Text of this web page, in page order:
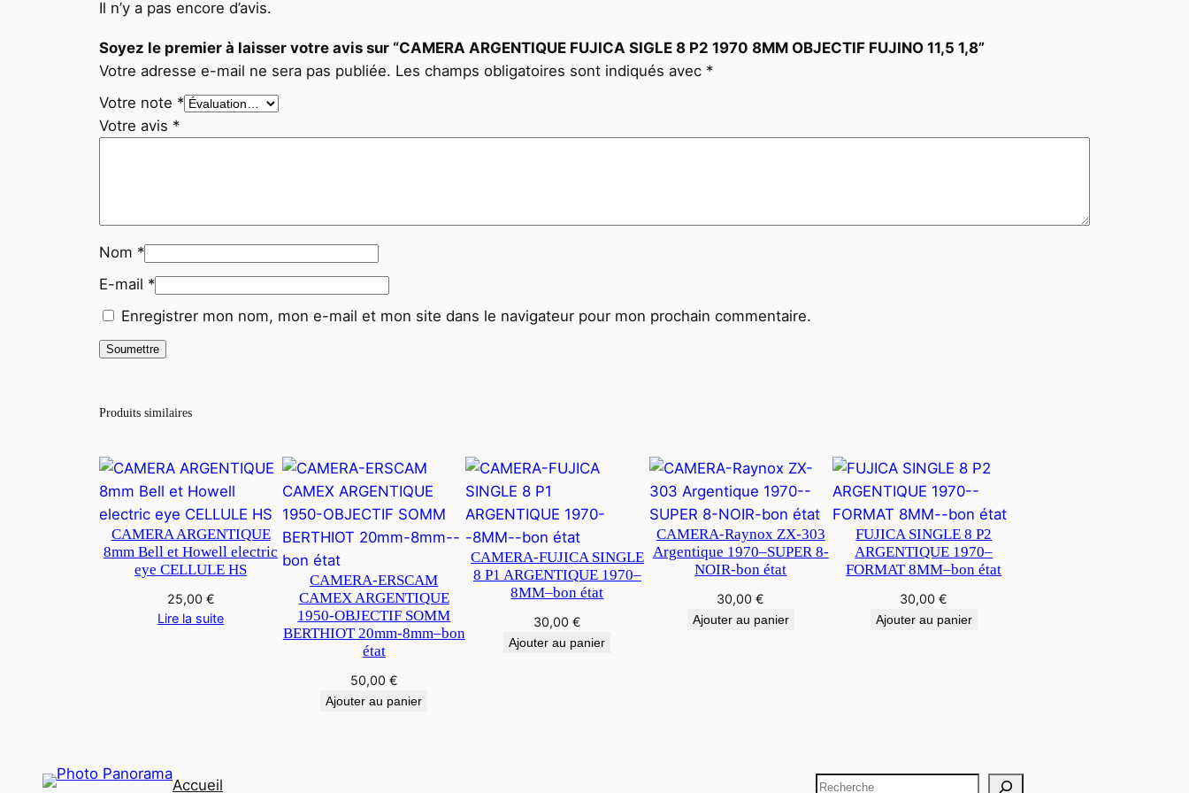
J
E
O
8
Il n’y a pas encore d’avis.
Soyez le premier à laisser votre avis sur “CAMERA ARGENTIQUE FUJICA SIGLE 8 P2 1970 8MM OBJECTIF FUJINO 11,5 1,8”
Votre adresse e-mail ne sera pas publiée. Les champs obligatoires sont indiqués avec *
Votre note *
Votre avis *
Nom *
E-mail *
Enregistrer mon nom, mon e-mail et mon site dans le navigateur pour mon prochain commentaire.
Produits similaires
CAMERA ARGENTIQUE
8mm Bell et Howell electric
eye CELLULE HS
25,00 €
Lire la suite
CAMERA-ERSCAM
CAMEX ARGENTIQUE
1950-OBJECTIF SOMM
BERTHIOT 20mm-8mm–bon
état
50,00 €
Ajouter au panier
CAMERA-FUJICA SINGLE
8 P1 ARGENTIQUE 1970–
8MM–bon état
30,00 €
Ajouter au panier
CAMERA-Raynox ZX-303
Argentique 1970–SUPER 8-
NOIR-bon état
30,00€
Ajouter au panier
FUJICA SINGLE 8 P2
ARGENTIQUE 1970–
FORMAT 8MM–bon état
30,00€
Ajouter au panier
Accueil R